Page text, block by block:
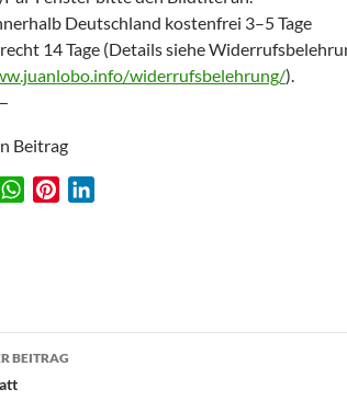
Deutschland kostenfrei 3–5 Tage
14 Tage (Details siehe
widerrufsbelehrung/).
Beitrag
W
BEITRAG